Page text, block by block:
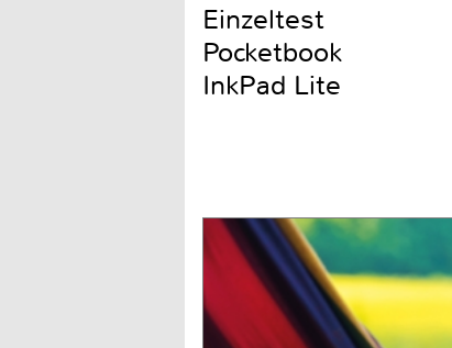
Einzeltest
Pocketbook
InkPad Lite